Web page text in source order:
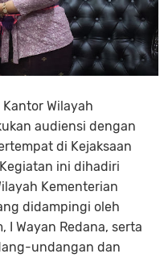
Kantor Wilayah
audiensi dengan
di Kejaksaan
ini dihadiri
Kementerian
didampingi oleh
I Wayan Redana, serta
undangan dan